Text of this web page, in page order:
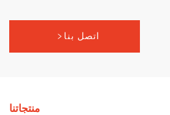
اتصل بنا
منتجاتنا